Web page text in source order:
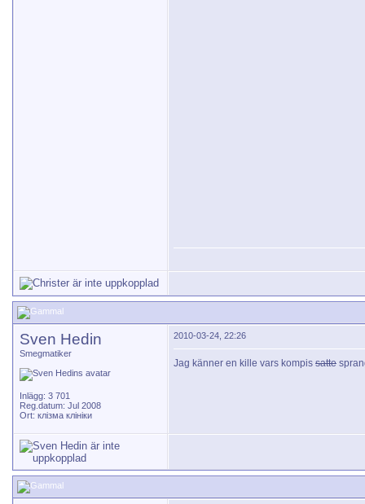
Sven Hedin
Smegmatiker
Inlägg: 3 701
Reg.datum: Jul 2008
Ort: клізма клініки
2010-03-24, 22:26
Jag känner en kille vars kompis satte